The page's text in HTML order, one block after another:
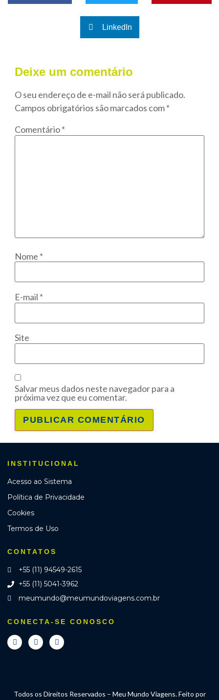
LinkedIn
Deixe um comentário
O seu endereço de e-mail não será publicado.
Campos obrigatórios são marcados com*
Comentário*
Nome *
E-mail *
Site
Salvar meus dados neste navegador para a
próxima vez que eu comentar.
INSTITUCIONAL
Acesso ao Sistema
Política de Privacidade
Cookies
Termos de Uso
CONTATOS
+55 (11) 94549-2615
+55 (11) 5041-3962
meumundo@meumundoviagens.com.br
CONECTA-SE CONOSCO
Todos os Direitos Reservados – Meu Mundo Viagens. Feito por